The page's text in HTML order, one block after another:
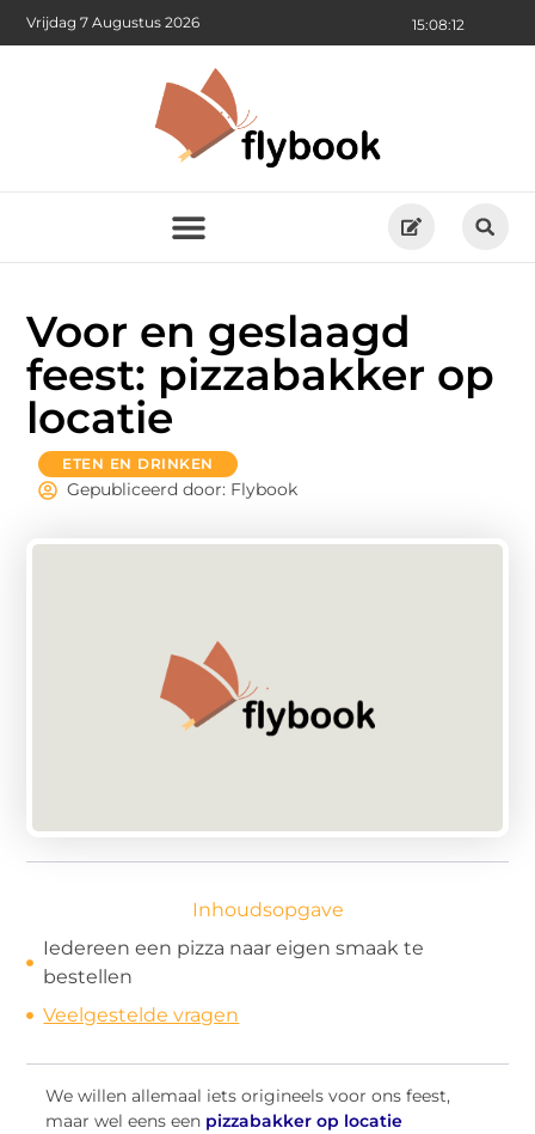
15:08:13
Vrijdag 7 Augustus 2026
Voor en geslaagd
feest: pizzabakker op
locatie
ETEN EN DRINKEN
Gepubliceerd door: Flybook
Inhoudsopgave
Iedereen een pizza naar eigen smaak te
bestellen
Veelgestelde vragen
We willen allemaal iets origineels voor ons feest,
maar wel eens een pizzabakker op locatie